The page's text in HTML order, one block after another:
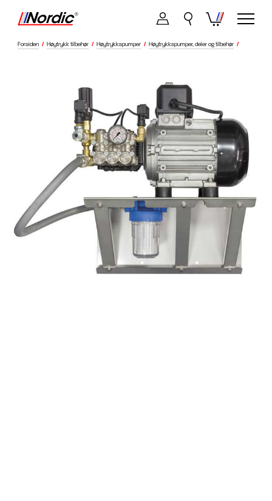
Forsiden / Høytrykk tilbehør / Høytrykkspumper / Høytrykkspumper, deler og tilbehør /